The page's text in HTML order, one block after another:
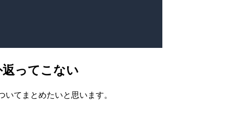
ってこない
てまとめたいと思います。